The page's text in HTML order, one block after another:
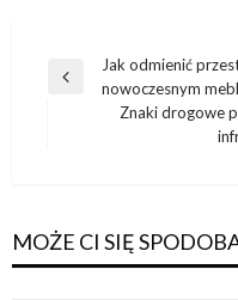
Nawigacja
wpisu
Poprzedni
Jak odmienić
nowoczesnym
Znaki drogowe
MOŻE CI SIĘ